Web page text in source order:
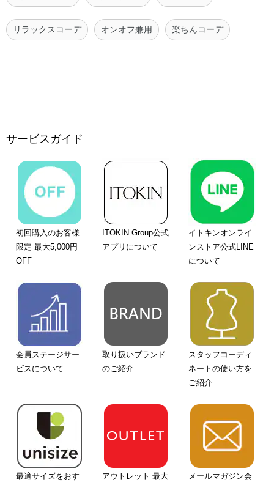
リラックスコーデ オンオフ兼用 楽ちんコーデ
サービスガイド
初回購入のお客様
限定 最大5,000円
OFF
ITOKIN Group公式
アプリについて
イトキンオンライ
ンストア公式LINE
について
会員ステージサー
ビスについて
取り扱いブランド
のご紹介
スタッフコーディ
ネートの使い方を
ご紹介
最適サイズをおす
アウトレット 最大
メールマガジン会